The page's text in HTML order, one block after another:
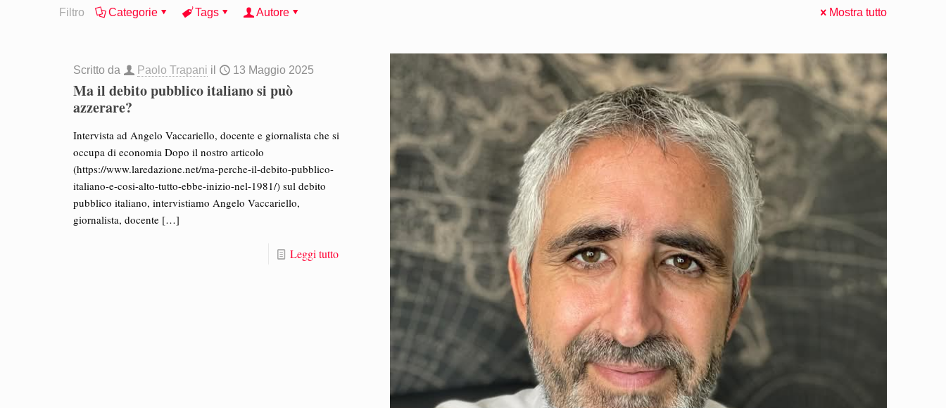
Filtro Categorie Tags Autore Mostra tutto
Scritto da Paolo Trapani il 13 Maggio 2025
Ma il debito pubblico italiano si può
azzerare?
Intervista ad Angelo Vaccariello, docente e giornalista che si
occupa di economia Dopo il nostro articolo
(https://www.laredazione.net/ma-perche-il-debito-pubblico-
italiano-e-cosi-alto-tutto-ebbe-inizio-nel-1981/) sul debito
pubblico italiano, intervistiamo Angelo Vaccariello,
giornalista, docente […]
Leggi tutto